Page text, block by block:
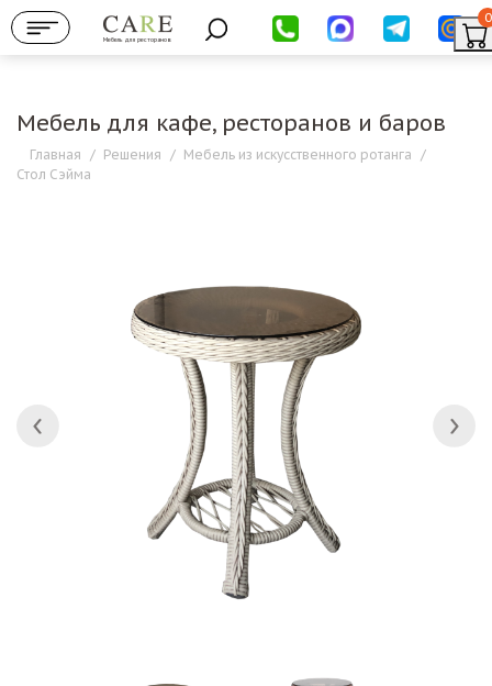
Мебель для ресторанов
0
Мебель для кафе, ресторанов и баров
Главная / Решения / Мебель из искусственного ротанга /
Стол Сэйма